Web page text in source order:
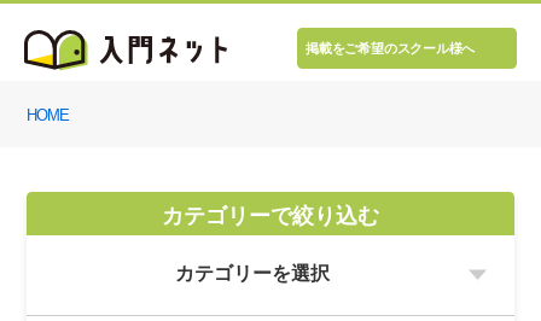
掲載をご希望のスクール様へ
HOME
カテゴリーで絞り込む